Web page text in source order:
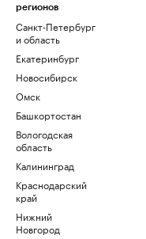
регионов
Санкт-Петербург
и область
Екатеринбург
Новосибирск
Омск
Башкортостан
Вологодская
область
Калининград
Краснодарский
край
Нижний
Новгород